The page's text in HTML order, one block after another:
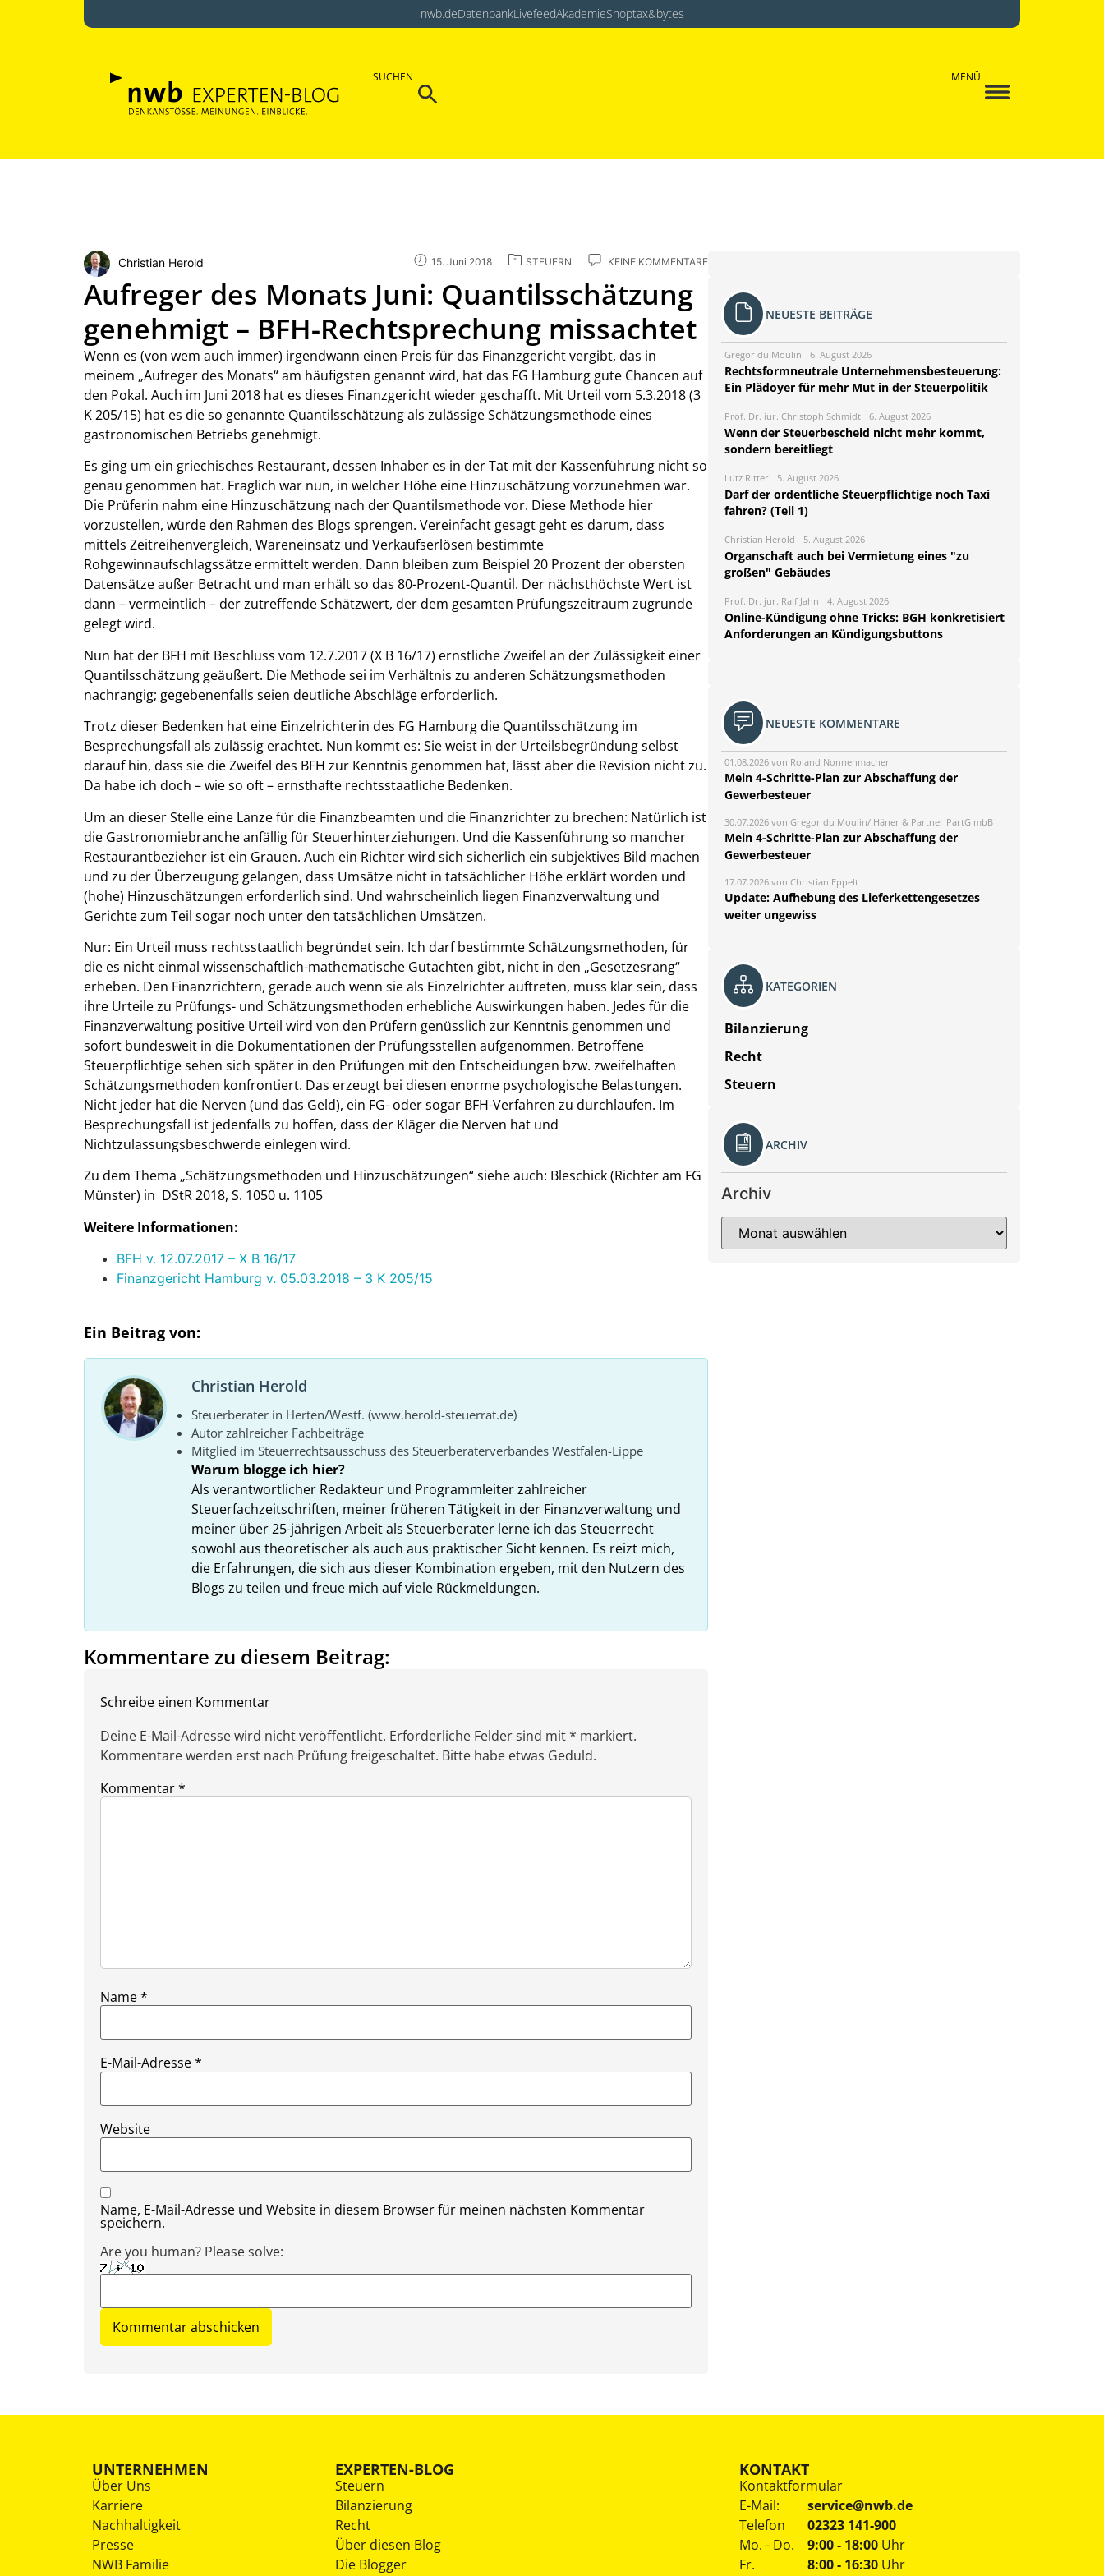
nwb.deDatenbankLivefeedAkademieShoptax&bytes
SUCHEN
Search
MENÜ
Christian Herold 15. Juni 2018 STEUERN KEINE KOMMENTARE
Aufreger des Monats Juni: Quantilsschätzung
genehmigt – BFH-Rechtsprechung missachtet
Wenn es (von wem auch immer) irgendwann einen Preis für das Finanzgericht vergibt, das in
meinem „Aufreger des Monats“ am häufigsten genannt wird, hat das FG Hamburg gute Chancen auf
den Pokal. Auch im Juni 2018 hat es dieses Finanzgericht wieder geschafft. Mit Urteil vom 5.3.2018 (3
K 205/15) hat es die so genannte Quantilsschätzung als zulässige Schätzungsmethode eines
gastronomischen Betriebs genehmigt.
Es ging um ein griechisches Restaurant, dessen Inhaber es in der Tat mit der Kassenführung nicht so
genau genommen hat. Fraglich war nun, in welcher Höhe eine Hinzuschätzung vorzunehmen war.
Die Prüferin nahm eine Hinzuschätzung nach der Quantilsmethode vor. Diese Methode hier
vorzustellen, würde den Rahmen des Blogs sprengen. Vereinfacht gesagt geht es darum, dass
mittels Zeitreihenvergleich, Wareneinsatz und Verkaufserlösen bestimmte
Rohgewinnaufschlagssätze ermittelt werden. Dann bleiben zum Beispiel 20 Prozent der obersten
Datensätze außer Betracht und man erhält so das 80-Prozent-Quantil. Der nächsthöchste Wert ist
dann – vermeintlich – der zutreffende Schätzwert, der dem gesamten Prüfungszeitraum zugrunde
gelegt wird.
Nun hat der BFH mit Beschluss vom 12.7.2017 (X B 16/17) ernstliche Zweifel an der Zulässigkeit einer
Quantilsschätzung geäußert. Die Methode sei im Verhältnis zu anderen Schätzungsmethoden
nachrangig; gegebenenfalls seien deutliche Abschläge erforderlich.
Trotz dieser Bedenken hat eine Einzelrichterin des FG Hamburg die Quantilsschätzung im
Besprechungsfall als zulässig erachtet. Nun kommt es: Sie weist in der Urteilsbegründung selbst
darauf hin, dass sie die Zweifel des BFH zur Kenntnis genommen hat, lässt aber die Revision nicht zu.
Da habe ich doch – wie so oft – ernsthafte rechtsstaatliche Bedenken.
Um an dieser Stelle eine Lanze für die Finanzbeamten und die Finanzrichter zu brechen: Natürlich ist
die Gastronomiebranche anfällig für Steuerhinterziehungen. Und die Kassenführung so mancher
Restaurantbezieher ist ein Grauen. Auch ein Richter wird sich sicherlich ein subjektives Bild machen
und zu der Überzeugung gelangen, dass Umsätze nicht in tatsächlicher Höhe erklärt worden und
(hohe) Hinzuschätzungen erforderlich sind. Und wahrscheinlich liegen Finanzverwaltung und
Gerichte zum Teil sogar noch unter den tatsächlichen Umsätzen.
Nur: Ein Urteil muss rechtsstaatlich begründet sein. Ich darf bestimmte Schätzungsmethoden, für
die es nicht einmal wissenschaftlich-mathematische Gutachten gibt, nicht in den „Gesetzesrang“
erheben. Den Finanzrichtern, gerade auch wenn sie als Einzelrichter auftreten, muss klar sein, dass
ihre Urteile zu Prüfungs- und Schätzungsmethoden erhebliche Auswirkungen haben. Jedes für die
Finanzverwaltung positive Urteil wird von den Prüfern genüsslich zur Kenntnis genommen und
sofort bundesweit in die Dokumentationen der Prüfungsstellen aufgenommen. Betroffene
Steuerpflichtige sehen sich später in den Prüfungen mit den Entscheidungen bzw. zweifelhaften
Schätzungsmethoden konfrontiert. Das erzeugt bei diesen enorme psychologische Belastungen.
Nicht jeder hat die Nerven (und das Geld), ein FG- oder sogar BFH-Verfahren zu durchlaufen. Im
Besprechungsfall ist jedenfalls zu hoffen, dass der Kläger die Nerven hat und
Nichtzulassungsbeschwerde einlegen wird.
Zu dem Thema „Schätzungsmethoden und Hinzuschätzungen“ siehe auch: Bleschick (Richter am FG
Münster) in DStR 2018, S. 1050 u. 1105
Weitere Informationen:
BFH v. 12.07.2017 – X B 16/17
Finanzgericht Hamburg v. 05.03.2018 – 3 K 205/15
Ein Beitrag von:
Christian Herold
Steuerberater in Herten/Westf. (www.herold-steuerrat.de)
Autor zahlreicher Fachbeiträge
Mitglied im Steuerrechtsausschuss des Steuerberaterverbandes Westfalen-Lippe
Warum blogge ich hier?
Als verantwortlicher Redakteur und Programmleiter zahlreicher
Steuerfachzeitschriften, meiner früheren Tätigkeit in der Finanzverwaltung und
meiner über 25-jährigen Arbeit als Steuerberater lerne ich das Steuerrecht
sowohl aus theoretischer als auch aus praktischer Sicht kennen. Es reizt mich,
die Erfahrungen, die sich aus dieser Kombination ergeben, mit den Nutzern des
Blogs zu teilen und freue mich auf viele Rückmeldungen.
Kommentare zu diesem Beitrag:
Schreibe einen Kommentar
Deine E-Mail-Adresse wird nicht veröffentlicht. Erforderliche Felder sind mit * markiert.
Kommentare werden erst nach Prüfung freigeschaltet. Bitte habe etwas Geduld.
Kommentar*
Name*
E-Mail-Adresse*
Website
Name, E-Mail-Adresse und Website in diesem Browser für meinen nächsten Kommentar
speichern.
Are you human? Please solve:
NEUESTE BEITRÄGE
Gregor du Moulin 6. August 2026
Rechtsformneutrale Unternehmensbesteuerung:
Ein Plädoyer für mehr Mut in der Steuerpolitik
Prof. Dr. iur. Christoph Schmidt 6. August 2026
Wenn der Steuerbescheid nicht mehr kommt,
sondern bereitliegt
Lutz Ritter 5. August 2026
Darf der ordentliche Steuerpflichtige noch Taxi
fahren? (Teil 1)
Christian Herold 5. August 2026
Organschaft auch bei Vermietung eines "zu
großen" Gebäudes
Prof. Dr. jur. Ralf Jahn 4. August 2026
Online-Kündigung ohne Tricks: BGH konkretisiert
Anforderungen an Kündigungsbuttons
NEUESTE KOMMENTARE
01.08.2026 von Roland Nonnenmacher
Mein 4-Schritte-Plan zur Abschaffung der
Gewerbesteuer
30.07.2026 von Gregor du Moulin/ Häner & Partner PartG mbB
Mein 4-Schritte-Plan zur Abschaffung der
Gewerbesteuer
17.07.2026 von Christian Eppelt
Update: Aufhebung des Lieferkettengesetzes
weiter ungewiss
KATEGORIEN
Bilanzierung
Recht
Steuern
ARCHIV
Archiv
UNTERNEHMEN
Über Uns
Karriere
Nachhaltigkeit
Presse
NWB Familie
EXPERTEN-BLOG
Steuern
Bilanzierung
Recht
Über diesen Blog
Die Blogger
KONTAKT
Kontaktformular
E-Mail:
service@nwb.de
Telefon
02323 141-900
Mo. - Do.
Fr.
9:00 - 18:00 Uhr
8:00 - 16:30 Uhr